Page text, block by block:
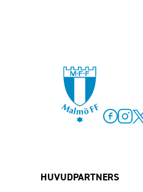
HUVUDPARTNERS